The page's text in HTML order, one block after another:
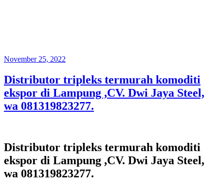
Posted
November 25, 2022
Distributor tripleks termurah komoditi
ekspor di Lampung ,CV. Dwi Jaya Steel,
wa 081319823277.
Distributor tripleks termurah komoditi
ekspor di Lampung ,CV. Dwi Jaya Steel,
wa 081319823277.